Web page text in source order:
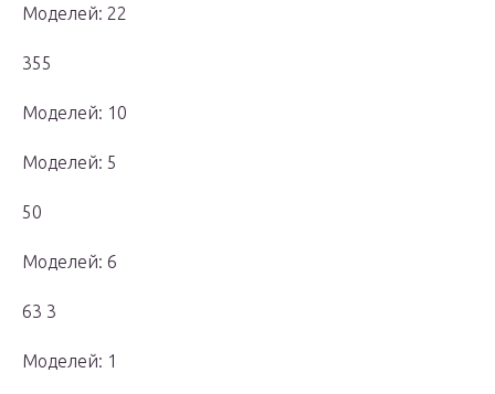
Моделей: 22
355
Моделей: 10
Моделей: 5
50
Моделей: 6
63 3
Моделей: 1